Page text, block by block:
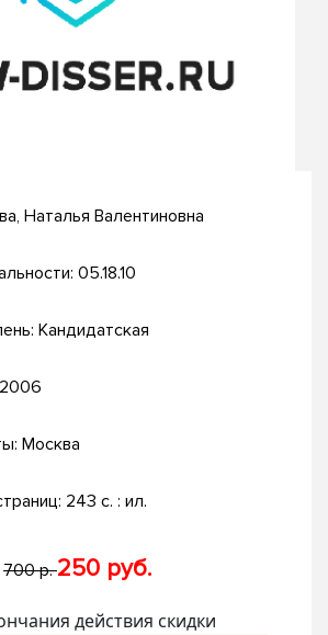
Наталья Валентиновна
05.18.10
Кандидатская
2006
Москва
243 с. : ил.
700 р.250 руб.
действия скидки